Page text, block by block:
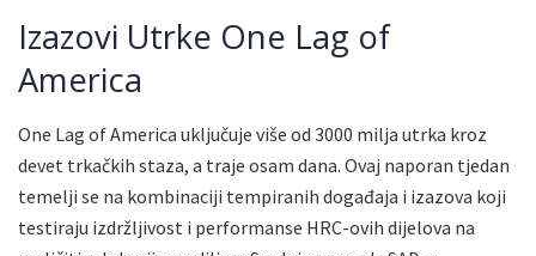
Izazovi Utrke One Lag of
America
One Lag of America uključuje više od 3000 milja utrka kroz
devet trkačkih staza, a traje osam dana. Ovaj naporan tjedan
temelji se na kombinaciji tempiranih događaja i izazova koji
testiraju izdržljivost i performanse HRC-ovih dijelova na